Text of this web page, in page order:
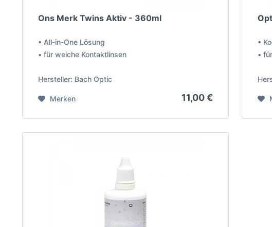
Ons Merk Twins Aktiv - 360ml
• All-in-One Lösung
• für weiche Kontaktlinsen
Hersteller: Bach Optic
11,00 €
Merken
•
•